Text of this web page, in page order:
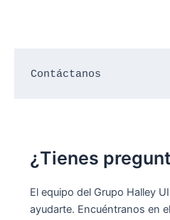
Contáctanos
¿Tienes
El equipo del Grupo Halley
ayudarte. Encuéntranos en